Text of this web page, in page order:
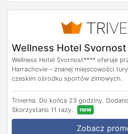
Wellness Hotel Svornost
Wellness Hotel Svornost**** oferuje
Harrachovie – znanej miejscowości
czeskim ośrodku sportów zimowych.
Triverna. Do końca 23 godziny.
Skorzystano 11 razy.
new
Zobacz